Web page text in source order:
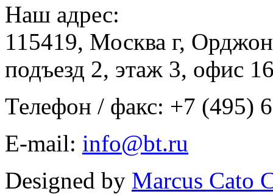
Наш адрес:
115419, Москва г,
подъезд 2, этаж 3, офис
Телефон / факс: +7 (495)
E-mail: info@bt.ru
Designed by Marcus Cato